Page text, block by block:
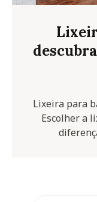
Lixeira para
Escolher a